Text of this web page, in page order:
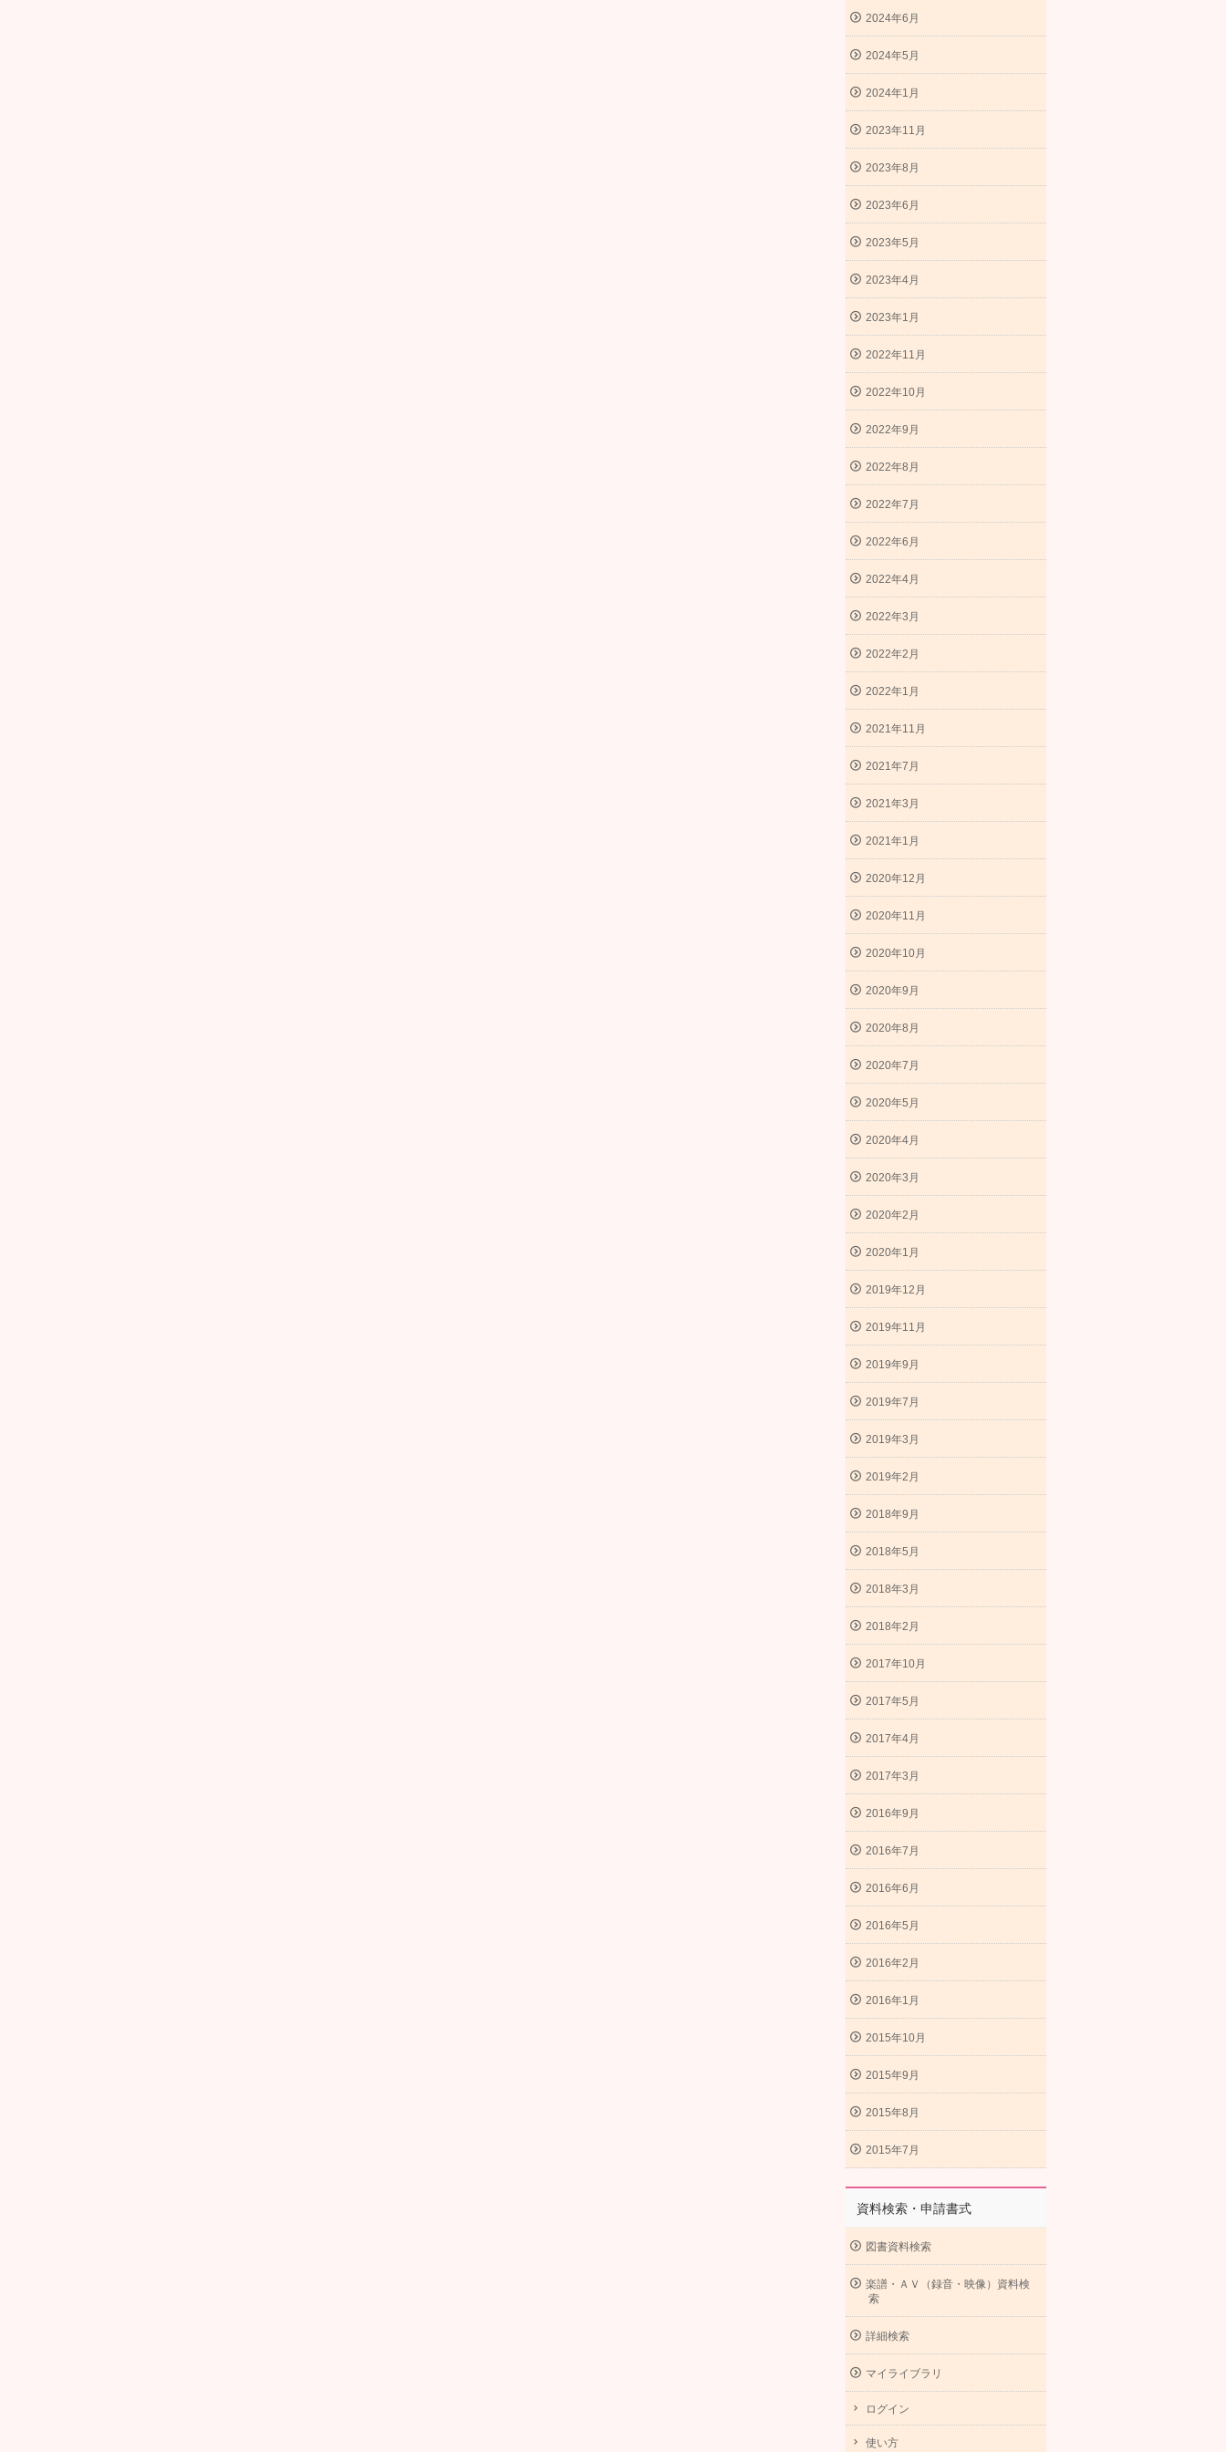
2024年6月
2024年5月
2024年1月
2023年11月
2023年8月
2023年6月
2023年5月
2023年4月
2023年1月
2022年11月
2022年10月
2022年9月
2022年8月
2022年7月
2022年6月
2022年4月
2022年3月
2022年2月
2022年1月
2021年11月
2021年7月
2021年3月
2021年1月
2020年12月
2020年11月
2020年10月
2020年9月
2020年8月
2020年7月
2020年5月
2020年4月
2020年3月
2020年2月
2020年1月
2019年12月
2019年11月
2019年9月
2019年7月
2019年3月
2019年2月
2018年9月
2018年5月
2018年3月
2018年2月
2017年10月
2017年5月
2017年4月
2017年3月
2016年9月
2016年7月
2016年6月
2016年5月
2016年2月
2016年1月
2015年10月
2015年9月
2015年8月
2015年7月
資料検索・申請書式
図書資料検索
楽譜・ＡＶ（録音・映像）資料検
索
詳細検索
マイライブラリ
ログイン
使い方